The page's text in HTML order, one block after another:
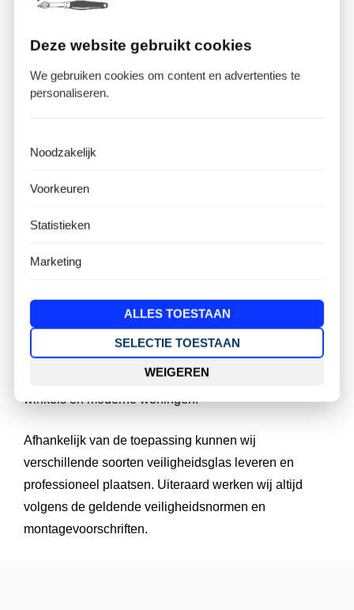
Brandwerende beglazing en
speciale glassoorten
verschillende soorten veiligheidsglas. Dit glas is
speciaal ontworpen om extra bescherming te bieden
tegen letsel, inbraak of beschadiging. Veiligheidsglas
wordt veel toegepast bij deuren, grote raampartijen,
winkels en moderne woningen.
Afhankelijk van de toepassing kunnen wij
verschillende soorten veiligheidsglas leveren en
professioneel plaatsen. Uiteraard werken wij altijd
volgens de geldende veiligheidsnormen en
montagevoorschriften.
Deze website gebruikt cookies
We gebruiken cookies om content en advertenties te
personaliseren.
Noodzakelijk
Voorkeuren
Statistieken
Marketing
ALLES TOESTAAN
SELECTIE TOESTAAN
WEIGEREN